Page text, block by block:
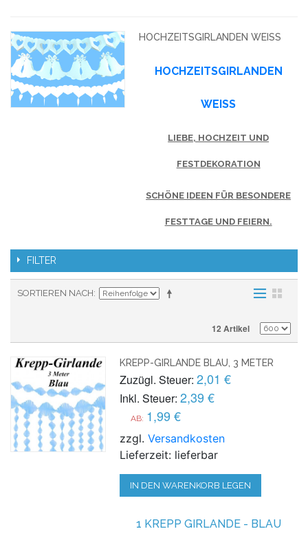
HOCHZEITSGIRLANDEN WEISS
HOCHZEITSGIRLANDEN
WEISS
LIEBE, HOCHZEIT UND
FESTDEKORATION
SCHÖNE IDEEN FÜR BESONDERE
FESTTAGE UND FEIERN.
FILTER
SORTIEREN NACH
12 Artikel
KREPP-GIRLANDE BLAU, 3 METER
Zuzügl. Steuer: 2,01 €
Inkl. Steuer: 2,39 €
AB: 1,99 €
zzgl.Versandkosten
Lieferzeit: lieferbar
IN DEN WARENKORB LEGEN
1 KREPP GIRLANDE - BLAU